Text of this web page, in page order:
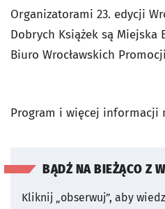
Organizatorami 23. edycji
Dobrych Książek są
Biuro Wrocławskich
Program i więcej informacji
BĄDŹ NA BIEŻĄCO Z
Kliknij „obserwuj”, aby